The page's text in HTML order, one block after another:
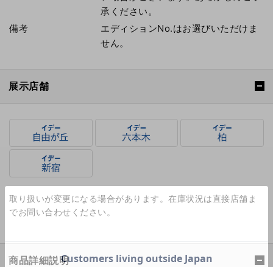
承ください。
備考
エディションNo.はお選びいただけま
せん。
展示店舗
取り扱いが変更になる場合があります。在庫状況は直接店舗ま
でお問い合わせください。
商品詳細説明